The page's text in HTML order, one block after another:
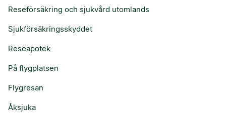
Reseförsäkring och sjukvård utomlands
Sjukförsäkringsskyddet
Reseapotek
På flygplatsen
Flygresan
Åksjuka